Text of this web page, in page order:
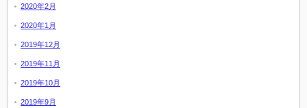
2020年2月
2020年1月
2019年12月
2019年11月
2019年10月
2019年9月